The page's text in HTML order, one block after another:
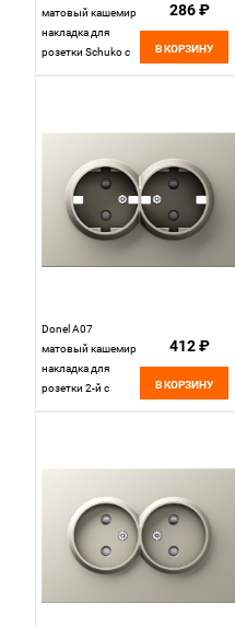
матовый кашемир
накладка для
розетки Schuko с
286 ₽
В КОРЗИНУ
Donel A07
матовый кашемир
накладка для
розетки 2-й с
412 ₽
В КОРЗИНУ